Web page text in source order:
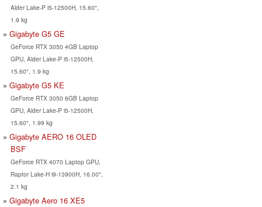
Alder Lake-P i5-12500H, 15.60",
1.9 kg
Gigabyte G5 GE
GeForce RTX 3050 4GB Laptop
GPU, Alder Lake-P i5-12500H,
15.60", 1.9 kg
Gigabyte G5 KE
GeForce RTX 3050 6GB Laptop
GPU, Alder Lake-P i5-12500H,
15.60", 1.99 kg
Gigabyte AERO 16 OLED
BSF
GeForce RTX 4070 Laptop GPU,
Raptor Lake-H i9-13900H, 16.00",
2.1 kg
Gigabyte Aero 16 XE5